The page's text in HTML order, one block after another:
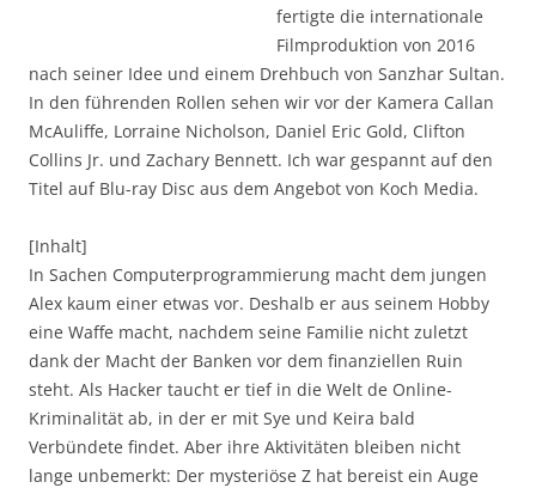
fertigte die internationale
Filmproduktion von 2016
nach seiner Idee und einem Drehbuch von Sanzhar Sultan.
In den führenden Rollen sehen wir vor der Kamera Callan
McAuliffe, Lorraine Nicholson, Daniel Eric Gold, Clifton
Collins Jr. und Zachary Bennett. Ich war gespannt auf den
Titel auf Blu-ray Disc aus dem Angebot von Koch Media.
[Inhalt]
In Sachen Computerprogrammierung macht dem jungen
Alex kaum einer etwas vor. Deshalb er aus seinem Hobby
eine Waffe macht, nachdem seine Familie nicht zuletzt
dank der Macht der Banken vor dem finanziellen Ruin
steht. Als Hacker taucht er tief in die Welt de Online-
Kriminalität ab, in der er mit Sye und Keira bald
Verbündete findet. Aber ihre Aktivitäten bleiben nicht
lange unbemerkt: Der mysteriöse Z hat bereist ein Auge